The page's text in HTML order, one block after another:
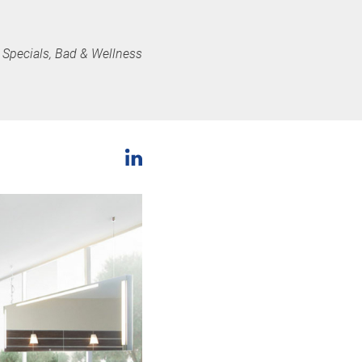
Specials, Bad & Wellness